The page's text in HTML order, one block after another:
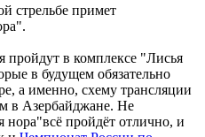
стрельбе примет
пройдут в комплексе "Лисья
в будущем обязательно
а именно, схему трансляции
в Азербайджане. Не
пройдёт отлично, и